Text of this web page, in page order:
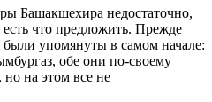
Башакшехира недостаточно,
что предложить. Прежде
были упомянуты в самом начале:
обе они по-своему
на этом все не